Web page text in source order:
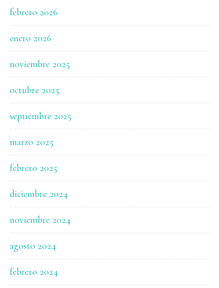
febrero 2026
enero 2026
noviembre 2025
octubre 2025
septiembre 2025
marzo 2025
febrero 2025
diciembre 2024
noviembre 2024
agosto 2024
febrero 2024